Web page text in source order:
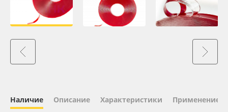
ПЭТ листовой
ПЭТ бэклит
Вспененный ПВХ
Наличие Описание Характеристики Применение